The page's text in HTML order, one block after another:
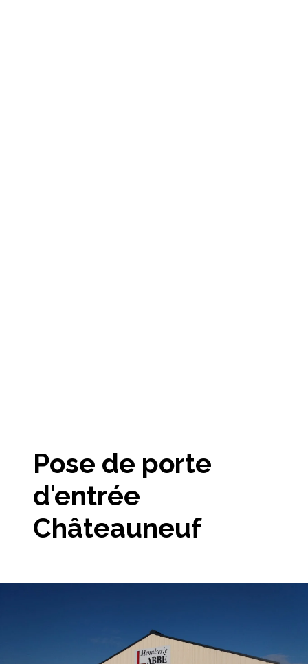
Pose de porte
d'entrée
Châteauneuf